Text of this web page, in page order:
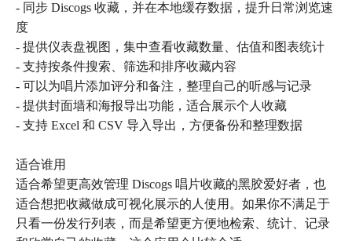
- 同步 Discogs 收藏，并在本地缓存数据，提升日常浏览速
度
- 提供仪表盘视图，集中查看收藏数量、估值和图表统计
- 支持按条件搜索、筛选和排序收藏内容
- 可以为唱片添加评分和备注，整理自己的听感与记录
- 提供封面墙和海报导出功能，适合展示个人收藏
- 支持 Excel 和 CSV 导入导出，方便备份和整理数据
适合谁用
适合希望更高效管理 Discogs 唱片收藏的黑胶爱好者，也
适合想把收藏做成可视化展示的人使用。如果你不满足于
只看一份发行列表，而是希望更方便地检索、统计、记录